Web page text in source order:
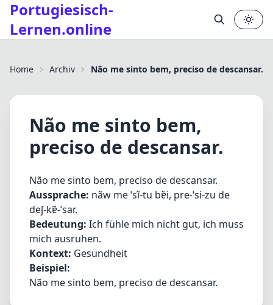
Portugiesisch-
Lernen.online
Home Archiv Não me sinto bem, preciso de descansar.
Não me sinto bem,
preciso de descansar.
Não me sinto bem, preciso de descansar.
Aussprache: nãw me ˈsĩ-tu bɐ̃i, pre-ˈsi-zu de
deʃ-kɐ̃-ˈsar.
Bedeutung: Ich fühle mich nicht gut, ich muss
mich ausruhen.
Kontext: Gesundheit
Beispiel:
Não me sinto bem, preciso de descansar.
✕